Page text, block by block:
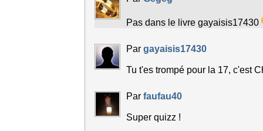
Pas dans le livre gayaisis17430
Par gayaisis17430
Tu t'es trompé pour la 17, c'est
Par faufau40
Super quizz !